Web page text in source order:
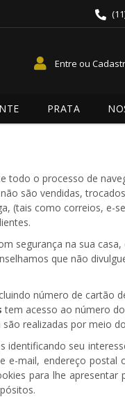
Entre ou
PRATA
todo o processo de
são vendidas,
(tais como correios, e-
segurança na sua
que não
número de cartão
tem acesso ao número
realizadas por meio
identificando seu
e-mail, endereço postal
para lhe apresentar